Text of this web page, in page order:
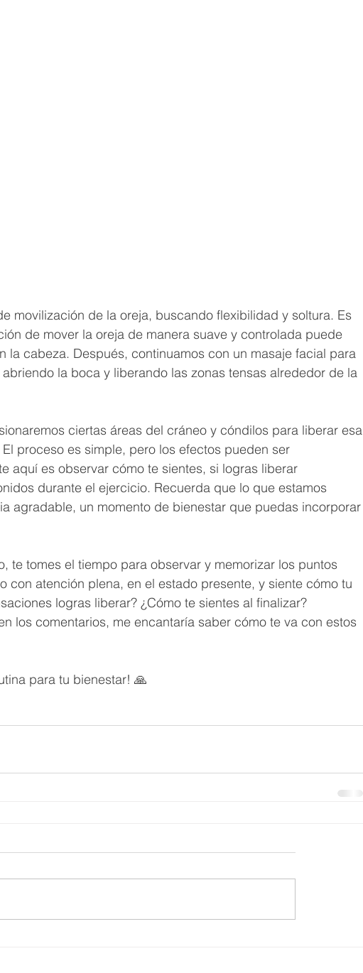
movilización de la oreja, buscando flexibilidad y soltura. Es
de mover la oreja de manera suave y controlada puede
la cabeza. Después, continuamos con un masaje facial para
la boca y liberando las zonas tensas alrededor de la
ciertas áreas del cráneo y cóndilos para liberar esa
proceso es simple, pero los efectos pueden ser
aquí es observar cómo te sientes, si logras liberar
durante el ejercicio. Recuerda que lo que estamos
agradable, un momento de bienestar que puedas incorporar
te tomes el tiempo para observar y memorizar los puntos
con atención plena, en el estado presente, y siente cómo tu
logras liberar? ¿Cómo te sientes al finalizar?
los comentarios, me encantaría saber cómo te va con estos
para tu bienestar! 🙏